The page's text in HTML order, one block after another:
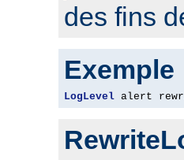
des fins
Exemple
LogLevel alert